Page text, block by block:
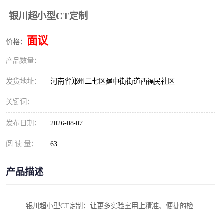
银川超小型CT定制
价格： 面议
产品数量：
发货地址： 河南省郑州二七区建中街街道西福民社区
关键词：
发布日期： 2026-08-07
阅 读 量： 63
产品描述
银川超小型CT定制：让更多实验室用上精准、便捷的检